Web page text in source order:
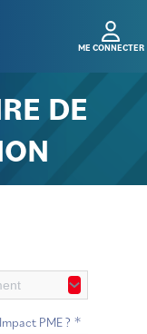
DE
PME ? *